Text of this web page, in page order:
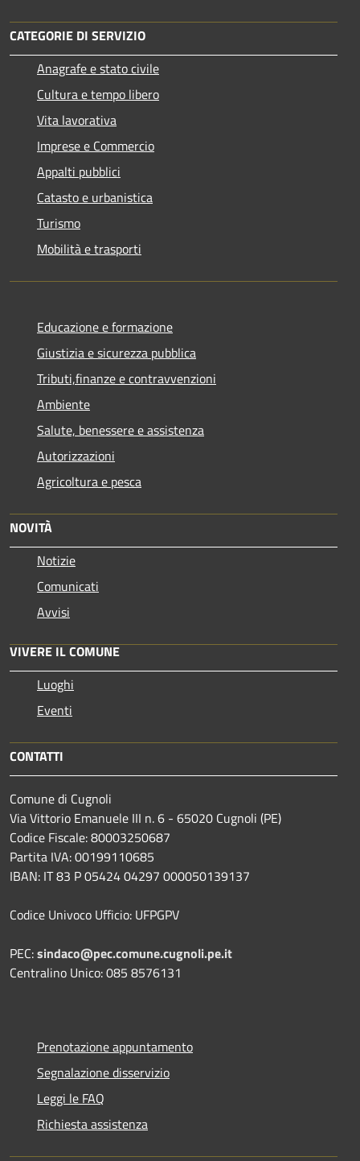
CATEGORIE DI SERVIZIO
Anagrafe e stato civile
Cultura e tempo libero
Vita lavorativa
Imprese e Commercio
Appalti pubblici
Catasto e urbanistica
Turismo
Mobilità e trasporti
Educazione e formazione
Giustizia e sicurezza pubblica
Tributi,finanze e contravvenzioni
Ambiente
Salute, benessere e assistenza
Autorizzazioni
Agricoltura e pesca
NOVITÀ
Notizie
Comunicati
Avvisi
VIVERE IL COMUNE
Luoghi
Eventi
CONTATTI
Comune di Cugnoli
Via Vittorio Emanuele III n. 6 - 65020 Cugnoli (PE)
Codice Fiscale: 80003250687
Partita IVA: 00199110685
IBAN: IT 83 P 05424 04297 000050139137
Codice Univoco Ufficio: UFPGPV
PEC:sindaco@pec.comune.cugnoli.pe.it
Centralino Unico: 085 8576131
Prenotazione appuntamento
Segnalazione disservizio
Leggi le FAQ
Richiesta assistenza